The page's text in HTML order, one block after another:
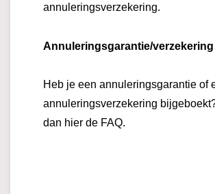
annuleringsverzekering.
Annuleringsgarantie/verzekering
Heb je een annuleringsgarantie of
annuleringsverzekering
dan hier de FAQ.